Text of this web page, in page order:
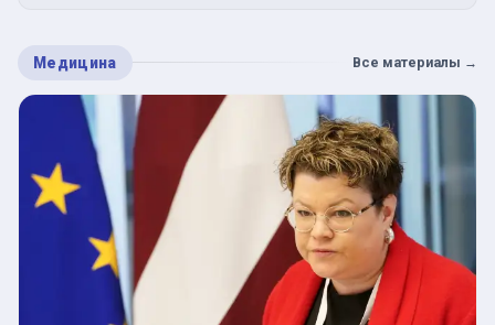
Медицина Все материалы →